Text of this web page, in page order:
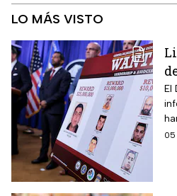
LO MÁS VISTO
El
05